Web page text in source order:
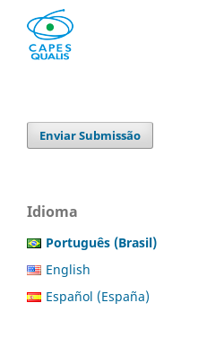
Enviar Submissão
Idioma
Português (Brasil)
English
Español (España)